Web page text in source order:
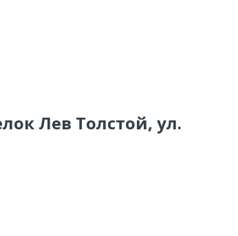
Лев Толстой, ул.